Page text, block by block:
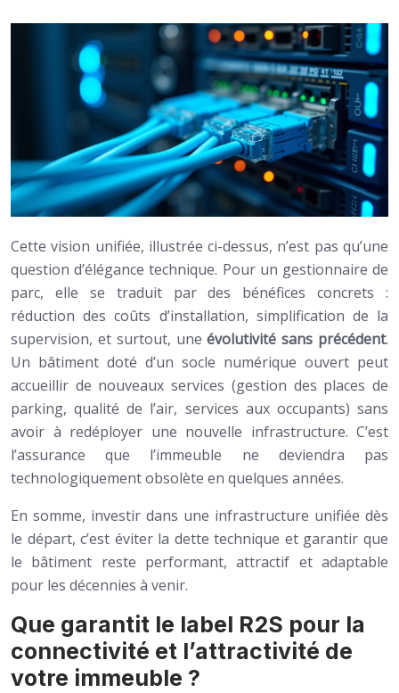
Cette vision unifiée, illustrée ci-dessus, n’est pas qu’une
question d’élégance technique. Pour un gestionnaire de
parc, elle se traduit par des bénéfices concrets :
réduction des coûts d’installation, simplification de la
supervision, et surtout, uneévolutivité sans précédent.
Un bâtiment doté d’un socle numérique ouvert peut
accueillir de nouveaux services (gestion des places de
parking, qualité de l’air, services aux occupants) sans
avoir à redéployer une nouvelle infrastructure. C’est
l’assurance que l’immeuble ne deviendra pas
technologiquement obsolète en quelques années.
En somme, investir dans une infrastructure unifiée dès
le départ, c’est éviter la dette technique et garantir que
le bâtiment reste performant, attractif et adaptable
pour les décennies à venir.
Que garantit le label R2S pour la
connectivité et l’attractivité de
votre immeuble ?